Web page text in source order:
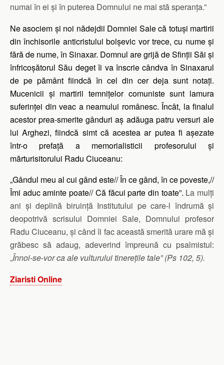
numai în ei și în puterea Domnului ne mai stă speranța.”
Ne asociem și noi nădejdii Domniei Sale că totuși martirii
din închisorile anticristului bolșevic vor trece, cu nume și
fără de nume, în Sinaxar. Domnul are grijă de Sfinții Săi și
înfricoșătorul Său deget îi va înscrie cândva în Sinaxarul
de pe pământ fiindcă în cel din cer deja sunt notați.
Mucenicii și martirii temnițelor comuniste sunt lamura
suferinței din veac a neamului românesc. Încât, la finalul
acestor prea-smerite gânduri aș adăuga patru versuri ale
lui Arghezi, fiindcă simt că acestea ar putea fi așezate
într-o prefață a memorialisticii profesorului și
mărturisitorului Radu Ciuceanu:
„Gândul meu al cui gând este// În ce gând, în ce poveste,//
Îmi aduc aminte poate// Că făcui parte din toate”. La mulți
ani și deplină biruință Institutului pe care-l îndrumă și
deopotrivă scrisului Domniei Sale, Domnului profesor
Radu Ciuceanu, și când îi fac această smerită urare mă și
grăbesc să adaug, adeverind împreună cu psalmistul:
„Înnoi-se-vor ca ale vulturului tinerețile tale” (Ps 102, 5).
Ziaristi Online